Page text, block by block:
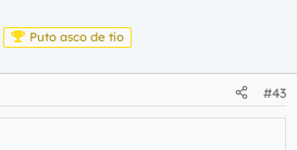
Puto asco de tío
#43